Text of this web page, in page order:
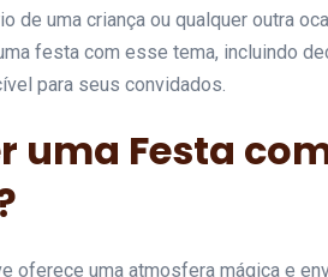
de uma criança ou qualquer outra
festa com esse tema, incluindo
para seus convidados.
uma Festa
oferece uma atmosfera mágica e